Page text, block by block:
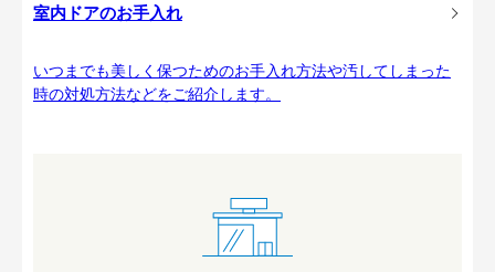
室内ドアのお手入れ
いつまでも美しく保つためのお手入れ方法や汚してしまった
時の対処方法などをご紹介します。